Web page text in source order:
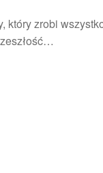
który zrobi